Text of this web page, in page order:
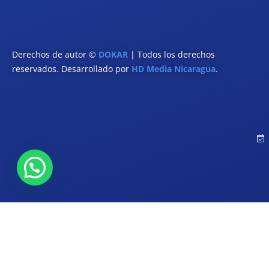
Derechos de autor © DOKAR | Todos los derechos
reservados. Desarrollado por HD Media Nicaragua.